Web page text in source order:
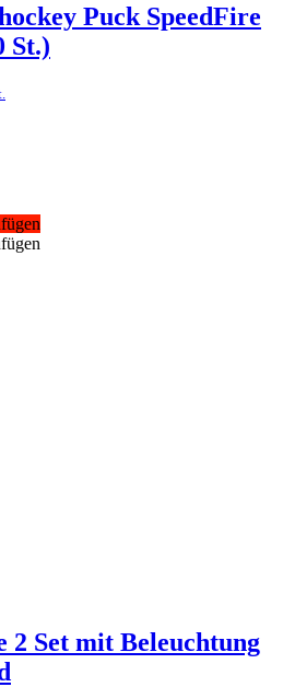
Puck SpeedFire
St.)
2 Set mit Beleuchtung